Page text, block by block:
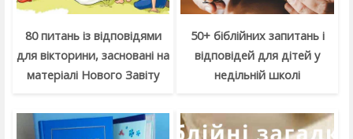
80 питань із відповідями
для вікторини, засновані на
матеріалі Нового Завіту
50+ біблійних запитань і
відповідей для дітей у
недільній школі